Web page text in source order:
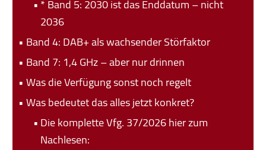
* Band 5: 2030 ist das Enddatum – nicht
2036
Band 4: DAB+ als wachsender Störfaktor
Band 7: 1,4 GHz – aber nur drinnen
Was die Verfügung sonst noch regelt
Was bedeutet das alles jetzt konkret?
Die komplette Vfg. 37/2026 hier zum
Nachlesen: